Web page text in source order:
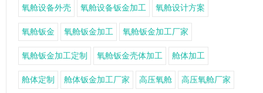
氧舱设备外壳 氧舱设备钣金加工 氧舱设计方案
氧舱钣金 氧舱钣金加工 氧舱钣金加工厂家
氧舱钣金加工定制 氧舱钣金壳体加工 舱体加工
舱体定制 舱体钣金加工厂家 高压氧舱 高压氧舱厂家